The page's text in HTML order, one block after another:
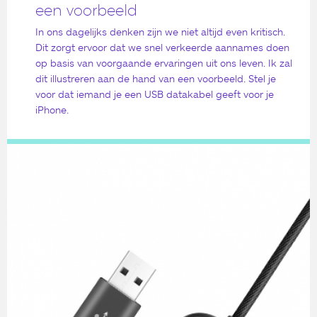
een voorbeeld
In ons dagelijks denken zijn we niet altijd even kritisch.
Dit zorgt ervoor dat we snel verkeerde aannames doen
op basis van voorgaande ervaringen uit ons leven. Ik zal
dit illustreren aan de hand van een voorbeeld. Stel je
voor dat iemand je een USB datakabel geeft voor je
iPhone.